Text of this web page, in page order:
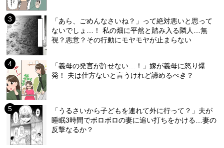
「あら、ごめんなさいね？」って絶対悪いと思って
ないでしょ…！ 私の畑に平然と踏み入る隣人…無
視？悪意？その行動にモヤモヤが止まらない
「義母の発言が許せない…！」嫁が義母に怒り爆
発！ 夫は仕方ないと言うけれど諦めるべき？
「うるさいから子どもを連れて外に行って？」夫が
睡眠3時間でボロボロの妻に追い打ちをかける…妻の
反撃なるか？